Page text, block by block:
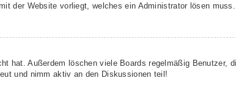
der Website vorliegt, welches ein Administrator lösen muss.
hat. Außerdem löschen viele Boards regelmäßig Benutzer,
und nimm aktiv an den Diskussionen teil!